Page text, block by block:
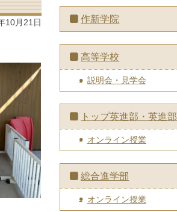
10月21日 作新学院
高等学校
説明会・見学会
トップ英進部・英進部
オンライン授業
総合進学部
オンライン授業